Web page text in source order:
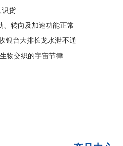
货
转向及加速功能正常
台大排长龙水泄不通
物交织的宇宙节律